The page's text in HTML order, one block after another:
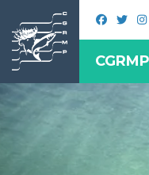
CGRMP